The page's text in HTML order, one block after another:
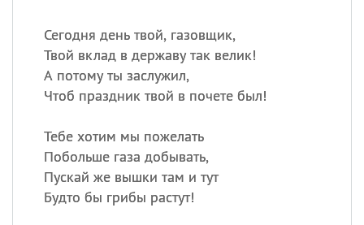
Сегодня день твой, газовщик,
Твой вклад в державу так велик!
А потому ты заслужил,
Чтоб праздник твой в почете был!
Тебе хотим мы пожелать
Побольше газа добывать,
Пускай же вышки там и тут
Будто бы грибы растут!